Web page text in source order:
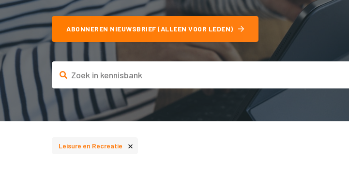
ABONNEREN NIEUWSBRIEF (ALLEEN VOOR LEDEN)
Leisure en Recreatie ×